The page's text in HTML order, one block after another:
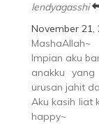
lendyagasshi
November 21,
MashaAllah~
Impian aku
anakku
urusan jahit
Aku kasih liat
happy~